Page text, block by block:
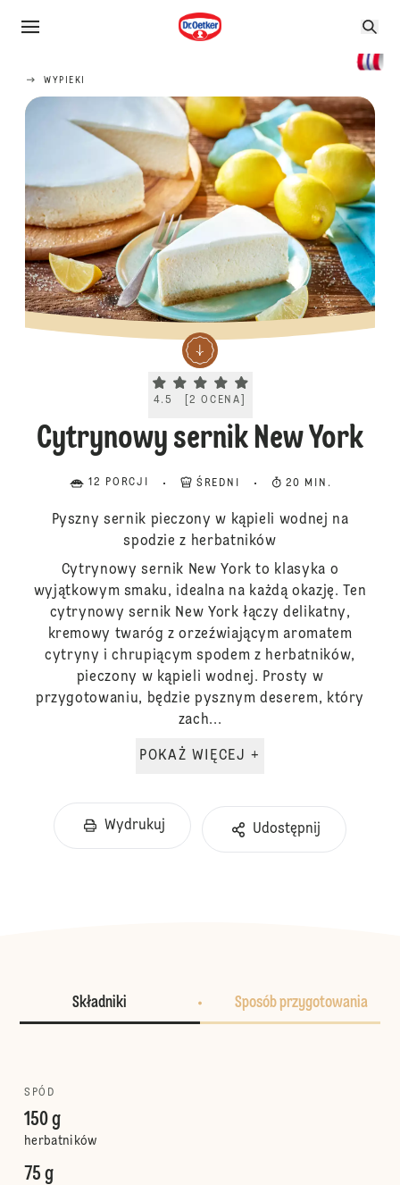
WYPIEKI
Current rating 4.5. Click to rate.
4.5 [2 OCENA
Cytrynowy sernik New York
12 PORCJI ŚREDNI 20 MIN.
Pyszny sernik pieczony w kąpieli wodnej na
spodzie z herbatników
Cytrynowy sernik New York to klasyka o
wyjątkowym smaku, idealna na każdą okazję. Ten
cytrynowy sernik New York łączy delikatny,
kremowy twaróg z orzeźwiającym aromatem
cytryny i chrupiącym spodem z herbatników,
pieczony w kąpieli wodnej. Prosty w
przygotowaniu, będzie pysznym deserem, który
zach...
POKAŻ WIĘCEJ +
Wydrukuj Udostępnij
Składniki Sposób przygotowania
SPÓD
150 g
herbatników
75 g